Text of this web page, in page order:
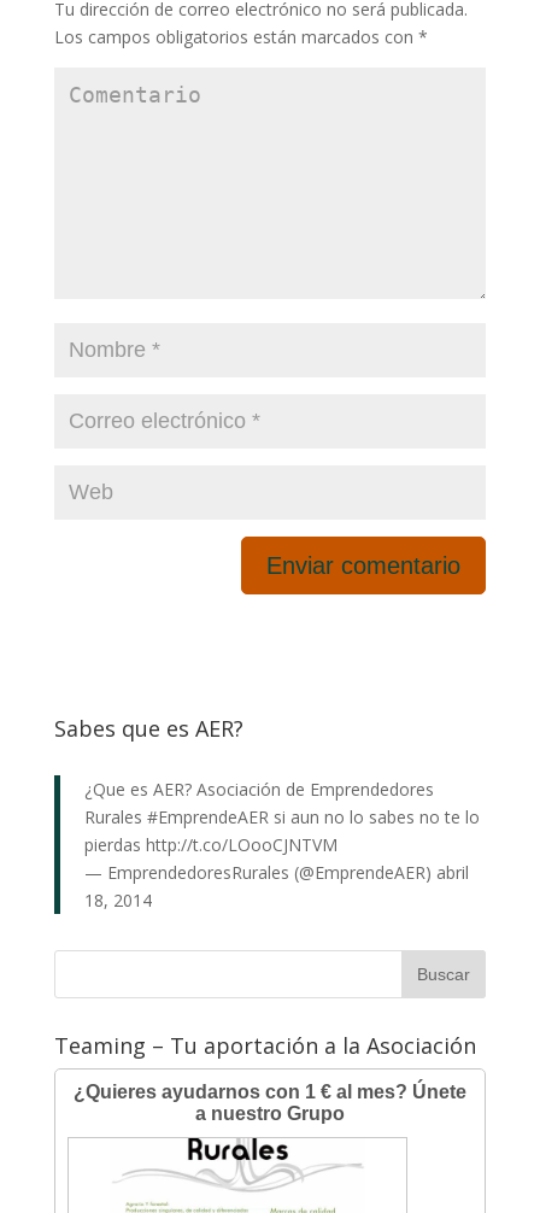
Tu dirección de correo electrónico no será publicada.
Los campos obligatorios están marcados con *
Sabes que es AER?
¿Que es AER? Asociación de Emprendedores
Rurales #EmprendeAERsi aun no lo sabes no te lo
pierdas http://t.co/LOooCJNTVM
— EmprendedoresRurales (@EmprendeAER) abril
18, 2014
Teaming – Tu aportación a la Asociación